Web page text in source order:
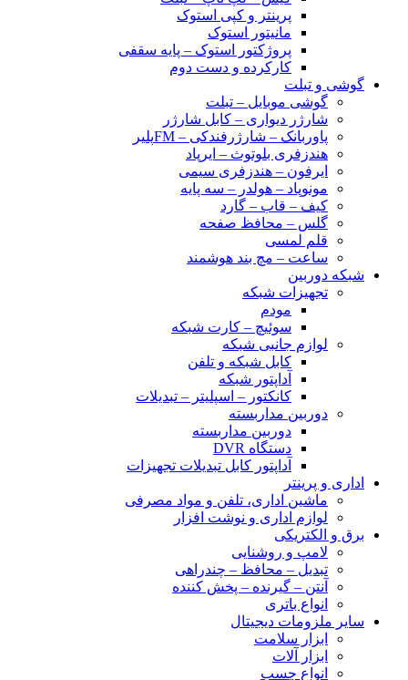
پرینتر و کپی استوک
مانیتور استوک
پروژکتور استوک – پایه سقفی
کارکرده و دست دوم
گوشی و تبلت
گوشی موبایل – تبلت
شارژر دیواری – کابل شارژر
پاوربانک – شارژرفندکی – FMپلیر
هندزفری بلوتوث – ایرپاد
ایرفون – هندزفری سیمی
مونوپاد – هولدر – سه پایه
کیف – قاب – گارد
گلس – محافظ صفحه
قلم لمسی
ساعت – مچ بند هوشمند
شبکه دوربین
تجهیزات شبکه
مودم
سوئیچ – کارت شبکه
لوازم جانبی شبکه
کابل شبکه و تلفن
آداپتور شبکه
کانکتور – اسپلیتر – تبدیلات
دوربین مداربسته
دوربین مداربسته
دستگاه DVR
آداپتور کابل تبدیلات تجهیزات
اداری و پرینتر
ماشین اداری، تلفن و مواد مصرفی
لوازم اداری و نوشت افزار
برق و الکتریکی
لامپ و روشنایی
تبدیل – محافظ – چندراهی
آنتن – گیرنده – پخش کننده
انواع باتری
سایر ملزومات دیجیتال
ابزار سلامت
ابزار آلات
انواع چسب